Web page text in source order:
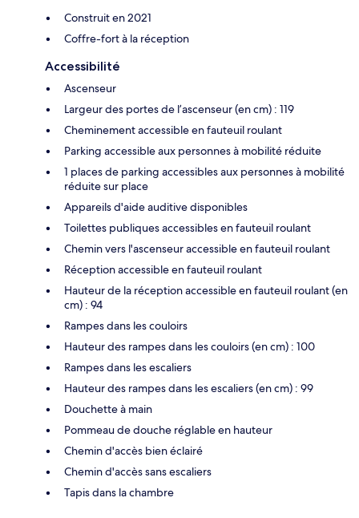
Construit en 2021
Coffre-fort à la réception
Accessibilité
Ascenseur
Largeur des portes de l’ascenseur (en cm) : 119
Cheminement accessible en fauteuil roulant
Parking accessible aux personnes à mobilité réduite
1 places de parking accessibles aux personnes à mobilité
réduite sur place
Appareils d'aide auditive disponibles
Toilettes publiques accessibles en fauteuil roulant
Chemin vers l'ascenseur accessible en fauteuil roulant
Réception accessible en fauteuil roulant
Hauteur de la réception accessible en fauteuil roulant (en
cm) : 94
Rampes dans les couloirs
Hauteur des rampes dans les couloirs (en cm) : 100
Rampes dans les escaliers
Hauteur des rampes dans les escaliers (en cm) : 99
Douchette à main
Pommeau de douche réglable en hauteur
Chemin d'accès bien éclairé
Chemin d'accès sans escaliers
Tapis dans la chambre